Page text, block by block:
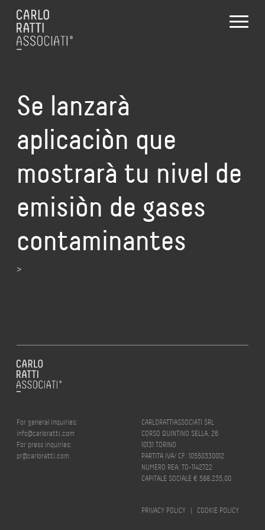
Se lanzarà
aplicaciòn que
mostrarà tu nivel de
emisiòn de gases
contaminantes
>
For general inquiries:
info@carloratti.com
For press inquiries:
pr@carloratti.com
CARLORATTIASSOCIATI SRL
CORSO QUINTINO SELLA, 26
10131 TORINO
PARTITA IVA/ CF: 10550330012
NUMERO REA: TO-1142722
CAPITALE SOCIALE € 588.235,00
PRIVACY POLICY | COOKIE POLICY